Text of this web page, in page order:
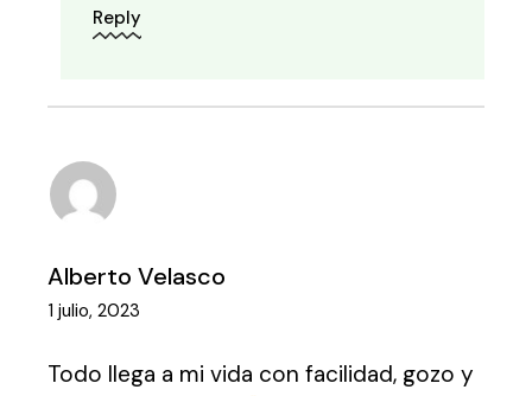
Reply
Alberto Velasco
1 julio, 2023
Todo llega a mi vida con facilidad, gozo y